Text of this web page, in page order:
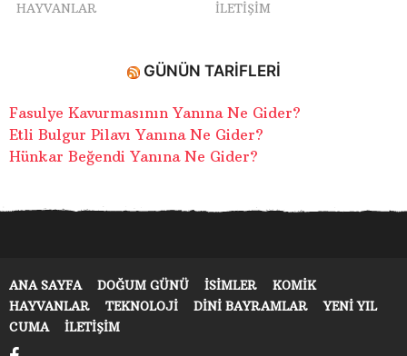
HAYVANLAR İLETIŞIM
GÜNÜN TARIFLERI
Fasulye Kavurmasının Yanına Ne Gider?
Etli Bulgur Pilavı Yanına Ne Gider?
Hünkar Beğendi Yanına Ne Gider?
ANA SAYFA DOĞUM GÜNÜ ISIMLER
KOMIK
HAYVANLAR
TEKNOLOJI DINI BAYRAMLAR
YENI YIL
CUMA
İLETIŞIM